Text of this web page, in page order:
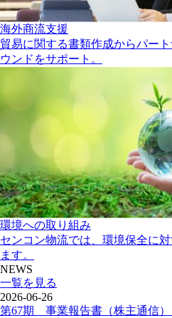
海外商流支援
貿易に関する書類作成からパー
ウンドをサポート。
環境への取り組み
センコン物流では、環境保全に
ます。
NEWS
一覧を見る
2026-06-26
第67期 事業報告書（株主通信）